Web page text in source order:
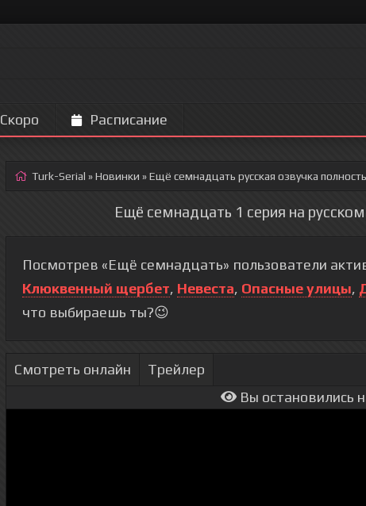
Скоро Расписание
Turk-Serial »Новинки » Ещё семнадцать русская озвучка
Ещё семнадцать 1 серия на
Посмотрев «Ещё семнадцать» пользователи
Клюквенный щербет, Невеста, Опасные улицы,
что выбираешь ты?😉
Смотреть онлайн Трейлер
Вы остановились